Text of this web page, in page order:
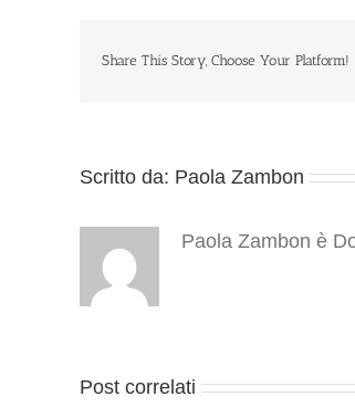
Share This Story, Choose Your Platform!
Scritto da: Paola Zambon
Paola Zambon è
Post correlati